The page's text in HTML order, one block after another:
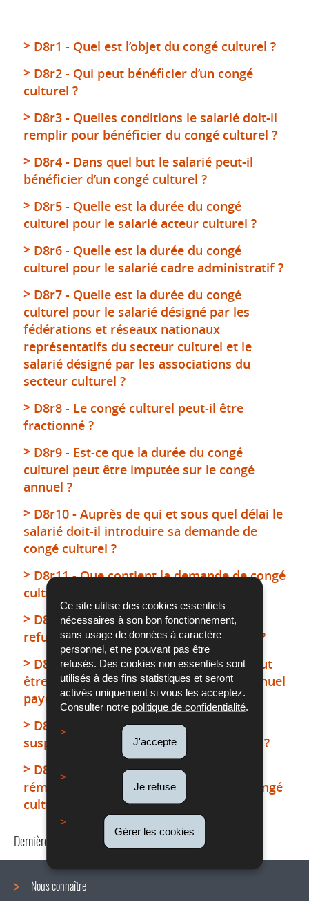
Ce site utilise des cookies essentiels
nécessaires à son bon fonctionnement,
sans usage de données à caractère
personnel, et ne pouvant pas être
refusés. Des cookies non essentiels sont
utilisés à des fins statistiques et seront
activés uniquement si vous les acceptez.
Consulter notre politique de confidentialité.
J'accepte
Je refuse
Gérer les cookies
D8r1 - Quel est l’objet du congé culturel ?
D8r2 - Qui peut bénéficier d’un congé
culturel ?
D8r3 - Quelles conditions le salarié doit-il
remplir pour bénéficier du congé culturel ?
D8r4 - Dans quel but le salarié peut-il
bénéficier d’un congé culturel ?
D8r5 - Quelle est la durée du congé
culturel pour le salarié acteur culturel ?
D8r6 - Quelle est la durée du congé
culturel pour le salarié cadre administratif ?
D8r7 - Quelle est la durée du congé
culturel pour le salarié désigné par les
fédérations et réseaux nationaux
représentatifs du secteur culturel et le
salarié désigné par les associations du
secteur culturel ?
D8r8 - Le congé culturel peut-il être
fractionné ?
D8r9 - Est-ce que la durée du congé
culturel peut être imputée sur le congé
annuel ?
D8r10 - Auprès de qui et sous quel délai le
salarié doit-il introduire sa demande de
congé culturel ?
D8r11 - Que contient la demande de congé
culturel ?
D8r12 - Est-ce que l’employeur peut
refuser une demande de congé culturel ?
D8r13 - Est-ce que le congé culturel peut
être rattaché à une période de congé annuel
payé ou à une période de maladie ?
D8r14 - Est-ce que le congé culturel
suspend l’exécution du contrat de travail?
D8r15 - Qui prend en charge la
rémunération du salarié pendant son congé
culturel ?
Dernière mise à jour 19/04/2023
Nous connaître